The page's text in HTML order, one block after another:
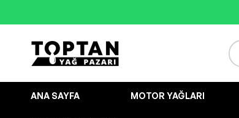
ANA SAYFA MOTOR YAĞLARI